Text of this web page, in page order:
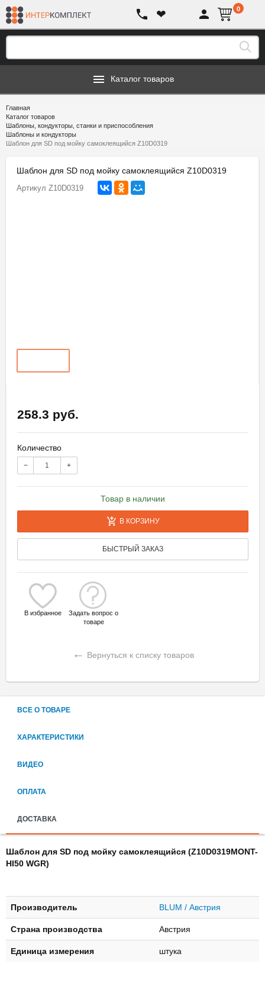
❤ 0
Каталог товаров
Главная
Каталог товаров
Шаблоны, кондукторы, станки и приспособления
Шаблоны и кондукторы
Шаблон для SD под мойку самоклеящийся Z10D0319
Шаблон для SD под мойку самоклеящийся Z10D0319
Артикул Z10D0319
258.3 руб.
Количество
− +
Товар в наличии
В КОРЗИНУ
БЫСТРЫЙ ЗАКАЗ
В избранное
Задать вопрос о
товаре
← Вернуться к списку товаров
ВСЕ О ТОВАРЕ
ХАРАКТЕРИСТИКИ
ВИДЕО
ОПЛАТА
ДОСТАВКА
Шаблон для SD под мойку самоклеящийся (Z10D0319MONT-
HI50 WGR)
Производитель BLUM / Австрия
Страна производства Австрия
Единица измерения штука